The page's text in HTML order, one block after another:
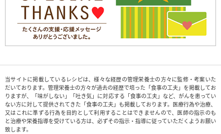
当サイトに掲載しているレシピは、様々な経歴の管理栄養士の方々に監修・考案いた
だいております。管理栄養士の方々が過去の経歴で培った「食事の工夫」を掲載してお
りますが、「味がしない」「吐き気」に対応する「食事の工夫」など、がんを患ってい
ない方に対して提供されてきた「食事の工夫」も掲載しております。医療行為や治療、
又はこれに準ずる行為を目的として利用することはできませんので、医師の指示のも
と治療や栄養指導を受けている方は、必ずその指示・指導に従っていただくようお願い
致します。